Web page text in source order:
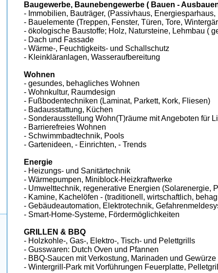
Baugewerbe, Baunebengewerbe ( Bauen -
- Immobilien, Bauträger, (Passivhaus,
- Bauelemente (Treppen, Fenster, Türen, Tore,
- ökologische Baustoffe; Holz, Natursteine, Lehmbau (
- Dach und Fassade
- Wärme-, Feuchtigkeits- und Schallschutz
- Kleinkläranlagen, Wasseraufbereitung
Wohnen
- gesundes, behagliches Wohnen
- Wohnkultur, Raumdesign
- Fußbodentechniken (Laminat, Parkett, Kork, Fliesen)
- Badausstattung, Küchen
- Sonderausstellung Wohn(T)räume mit Angeboten für
- Barrierefreies Wohnen
- Schwimmbadtechnik, Pools
- Gartenideen, - Einrichten, - Trends
Energie
- Heizungs- und Sanitärtechnik
- Wärmepumpen, Miniblock-Heizkraftwerke
- Umwelttechnik, regenerative Energien (Solarenergie,
- Kamine, Kachelöfen - (traditionell, wirtschaftlich,
- Gebäudeautomation, Elektrotechnik,
- Smart-Home-Systeme, Fördermöglichkeiten
GRILLEN & BBQ
- Holzkohle-, Gas-, Elektro-, Tisch- und Pelettgrills
- Gusswaren: Dutch Oven und Pfannen
- BBQ-Saucen mit Verkostung, Marinaden und Gewürze
- Wintergrill-Park mit Vorführungen Feuerplatte,